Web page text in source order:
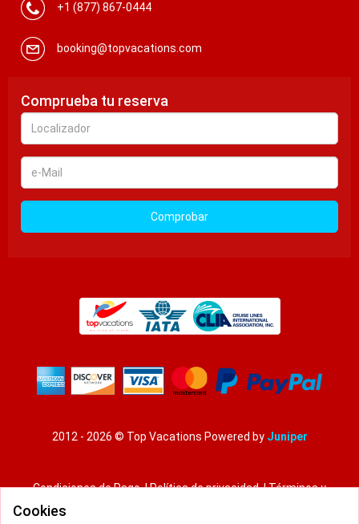
+1 (877) 867-0444
booking@topvacations.com
Comprueba tu reserva
Localizador
e-
Mail
Comprobar
2012 - 2026 © Top Vacations Powered by Juniper
Condiciones de Pago|Política de privacidad|Términos y
Cookies